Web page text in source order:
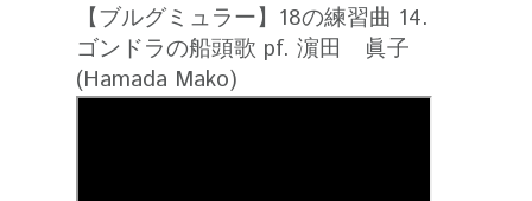
【ブルグミュラー】18の練習曲 14.
ゴンドラの船頭歌 pf. 濵田 眞子
(Hamada Mako)